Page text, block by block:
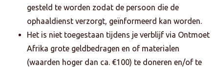
gesteld te worden zodat de persoon die de
ophaaldienst verzorgt, geïnformeerd kan worden.
Het is niet toegestaan tijdens je verblijf via Ontmoet
Afrika grote geldbedragen en of materialen
(waarden hoger dan ca. €100) te doneren en/of te